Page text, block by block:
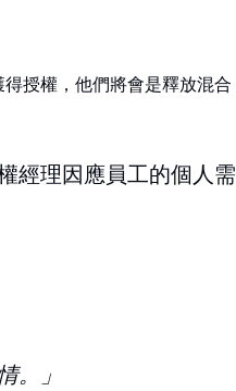
授權，他們將會是釋放混合
經理因應員工的個人需
。」